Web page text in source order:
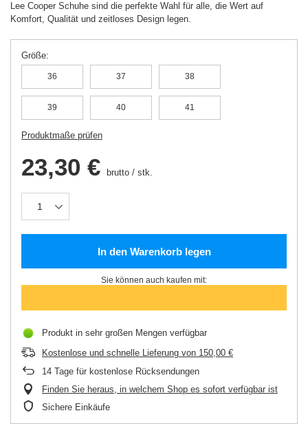
Lee Cooper Schuhe sind die perfekte Wahl für alle, die Wert auf
Komfort, Qualität und zeitloses Design legen.
Größe
36 37 38
39 40 41
Produktmaße prüfen
23,30 € brutto / stk.
In den Warenkorb legen
Sie können auch kaufen mit:
Produkt in sehr großen Mengen verfügbar
Kostenlose und schnelle Lieferung von 150,00 €
14 Tage für kostenlose Rücksendungen
Finden Sie heraus, in welchem Shop es sofort verfügbar ist
Sichere Einkäufe